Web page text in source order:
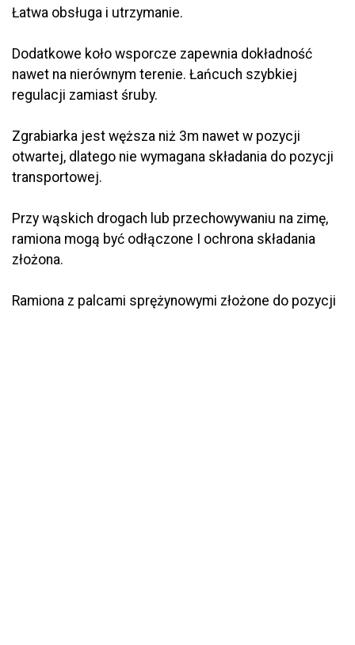
Łatwa obsługa i utrzymanie.
Dodatkowe koło wsporcze zapewnia dokładność
nawet na nierównym terenie. Łańcuch szybkiej
regulacji zamiast śruby.
Zgrabiarka jest węższa niż 3m nawet w pozycji
otwartej, dlatego nie wymagana składania do pozycji
transportowej.
Przy wąskich drogach lub przechowywaniu na zimę,
ramiona mogą być odłączone I ochrona składania
złożona.
Ramiona z palcami sprężynowymi złożone do pozycji